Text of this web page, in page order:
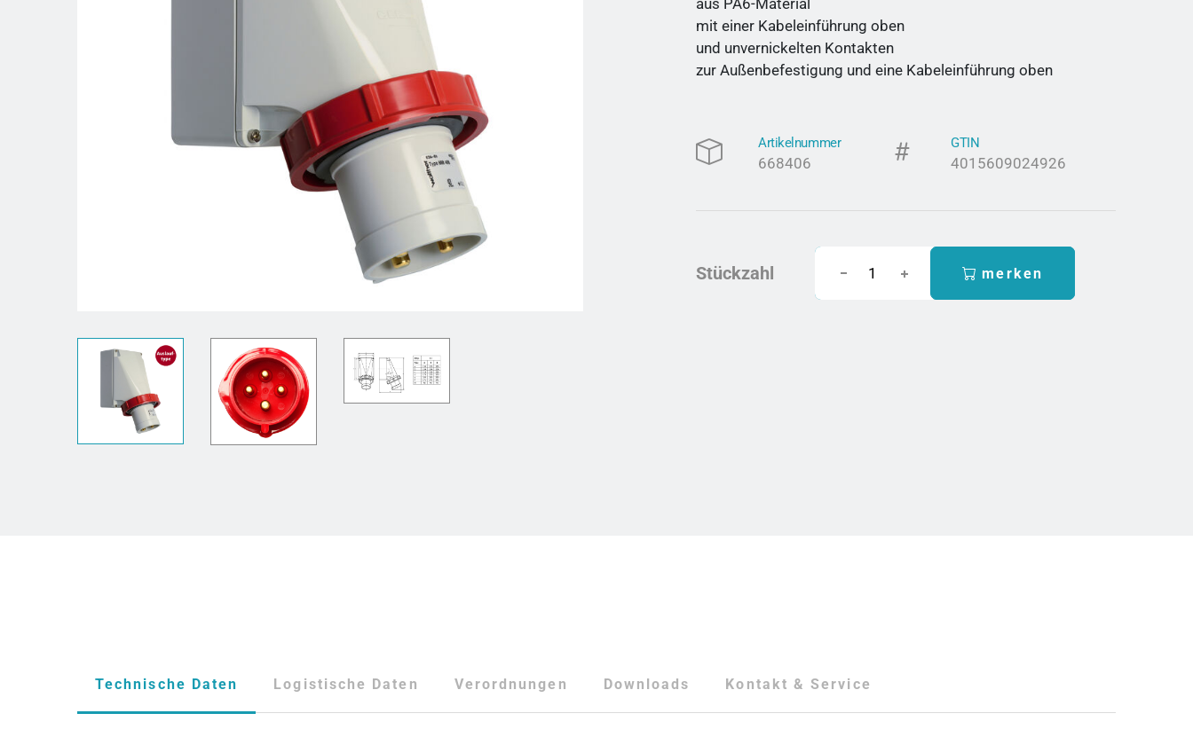
aus PA6-Material
mit einer Kabeleinführung oben
und unvernickelten Kontakten
zur Außenbefestigung und eine Kabeleinführung oben
Artikelnummer
668406
GTIN
4015609024926
Stückzahl merken
Technische Daten Logistische Daten Verordnungen Downloads Kontakt & Service